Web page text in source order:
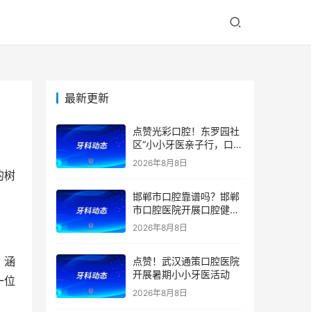
树
涵
位
最新更新
点赞光彩口腔！东罗园社
区“小小牙医亲子行，口腔
健康伴成长”亲子活动
2026年8月8日
邯郸市口腔靠谱吗？邯郸
市口腔医院开展口腔健康
宣教公益活动
2026年8月8日
点赞！武汉通策口腔医院
开展暑期小小牙医活动
2026年8月8日